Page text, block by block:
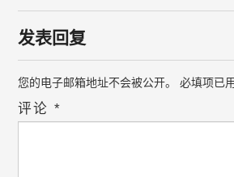
发表回复
您的电子邮箱地址不会被公开。 必填项已
评论*